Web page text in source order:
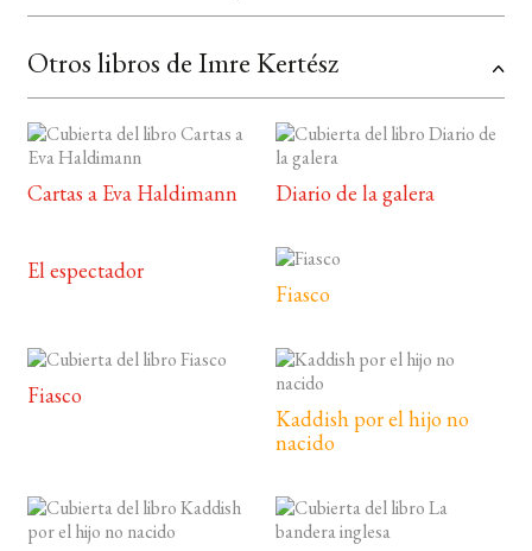
Otros libros de Imre Kertész
Cartas a Eva Haldimann Diario de la galera
El espectador
Fiasco
Fiasco
Kaddish por el hijo no
nacido